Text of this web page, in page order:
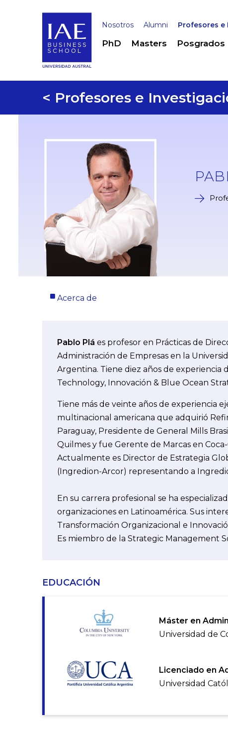
Nosotros Alumni Profesores
PhD Masters Posgrados
< Profesores e
Acerca de
Pablo Plá es profesor en Prácticas de
Administración de Empresas en la
Argentina. Tiene diez años de experiencia
Technology, Innovación & Blue Ocean
Tiene más de veinte años de experiencia
multinacional americana que adquirió
Paraguay, Presidente de General Mills
Quilmes y fue Gerente de Marcas en
Actualmente es Director de Estrategia
(Ingredion-Arcor) representando a
En su carrera profesional se ha
organizaciones en Latinoamérica. Sus
Transformación Organizacional e
Es miembro de la Strategic Management
EDUCACIÓN
Máster en
Universidad de
Licenciado en
Universidad